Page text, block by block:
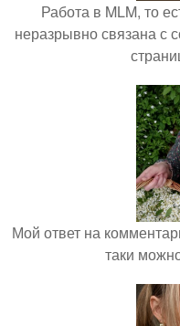
Работа в MLM, то
неразрывно связана с
Мой ответ на
таки